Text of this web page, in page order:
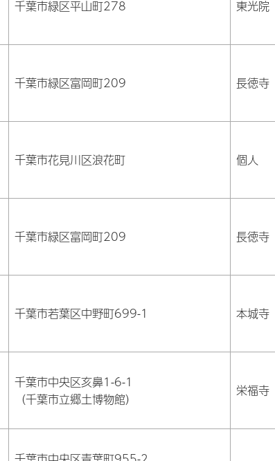
千葉市緑区平山町278 東光院
千葉市緑区富岡町209 長徳寺
千葉市花見川区浪花町 個人
千葉市緑区富岡町209 長徳寺
千葉市若葉区中野町699-1 本城寺
千葉市中央区亥鼻1-6-1
（千葉市立郷土博物館）
栄福寺